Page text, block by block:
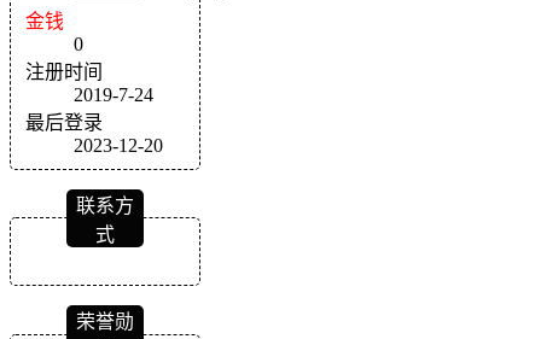
金钱
0
注册时间
2019-7-24
最后登录
2023-12-20
联系方
式
荣誉勋